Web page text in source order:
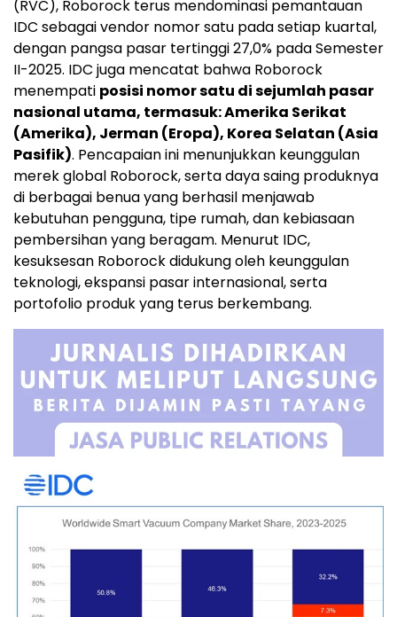
(RVC), Roborock terus mendominasi pemantauan
IDC sebagai vendor nomor satu pada setiap kuartal,
dengan pangsa pasar tertinggi 27,0% pada Semester
II-2025. IDC juga mencatat bahwa Roborock
menempati posisi nomor satu di sejumlah pasar
nasional utama, termasuk: Amerika Serikat
(Amerika), Jerman (Eropa), Korea Selatan (Asia
Pasifik). Pencapaian ini menunjukkan keunggulan
merek global Roborock, serta daya saing produknya
di berbagai benua yang berhasil menjawab
kebutuhan pengguna, tipe rumah, dan kebiasaan
pembersihan yang beragam. Menurut IDC,
kesuksesan Roborock didukung oleh keunggulan
teknologi, ekspansi pasar internasional, serta
portofolio produk yang terus berkembang.